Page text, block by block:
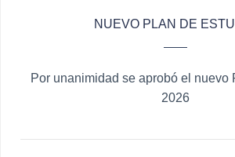
NUEVO PLAN DE
Por unanimidad se aprobó el nuevo
2026